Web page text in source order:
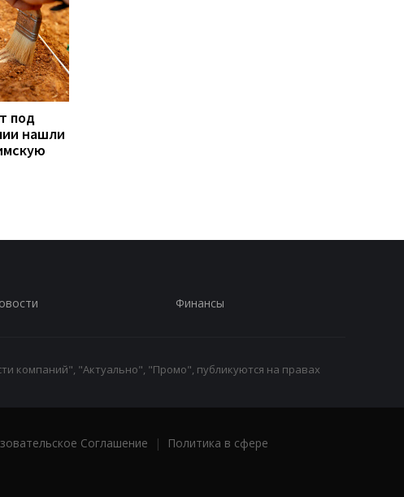
под
нашли
Финансы
компаний", "Актуально", "Промо", публикуются на правах
Соглашение |
Политика в сфере